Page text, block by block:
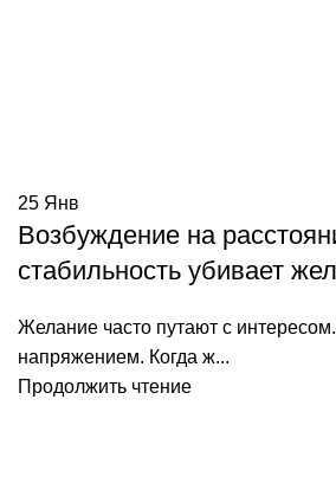
25 Янв
Возбуждение на
стабильность убивает
Желание часто путают с
напряжением. Когда ж...
Продолжить чтение